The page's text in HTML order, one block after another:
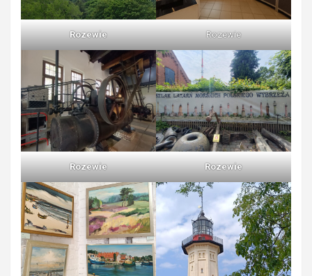
Rozewie Rozewie
Rozewie Rozewie